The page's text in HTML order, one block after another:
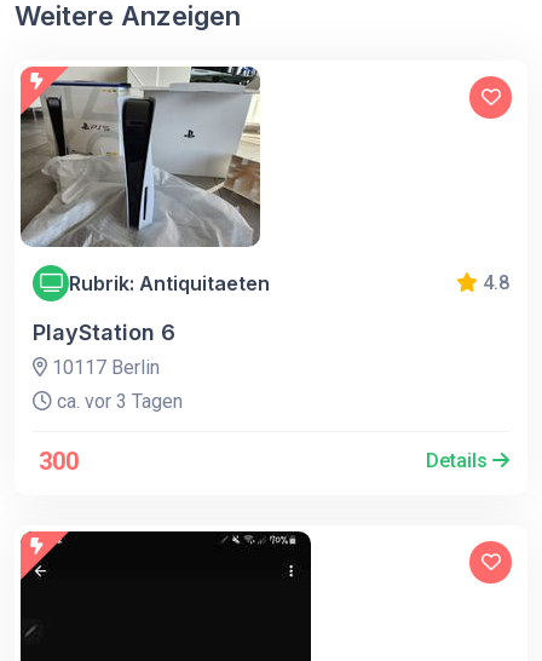
Weitere Anzeigen
Rubrik: Antiquitaeten 4.8
PlayStation 6
10117 Berlin
ca. vor 3 Tagen
300 Details